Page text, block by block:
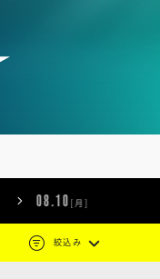
08.10 [月]
絞込み